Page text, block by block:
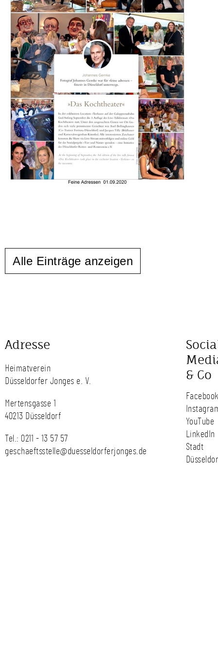
Alle Einträge anzeigen
Adresse
Heimatverein
Düsseldorfer Jonges e. V.
Mertensgasse 1
40213 Düsseldorf
Tel.: 0211 - 13 57 57
geschaeftsstelle@duesseldorferjonges.de
& Co
YouTube
LinkedIn
Stadt